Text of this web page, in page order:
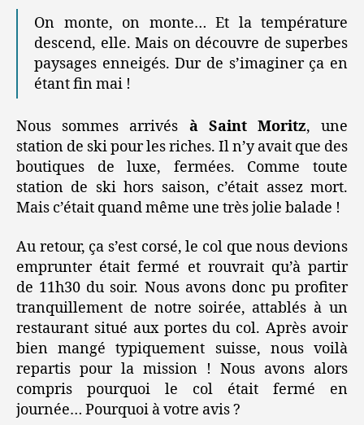
On monte, on monte… Et la température
descend, elle. Mais on découvre de superbes
paysages enneigés. Dur de s’imaginer ça en
étant fin mai !
Nous sommes arrivés à Saint Moritz, une
station de ski pour les riches. Il n’y avait que des
boutiques de luxe, fermées. Comme toute
station de ski hors saison, c’était assez mort.
Mais c’était quand même une très jolie balade !
Au retour, ça s’est corsé, le col que nous devions
emprunter était fermé et rouvrait qu’à partir
de 11h30 du soir. Nous avons donc pu profiter
tranquillement de notre soirée, attablés à un
restaurant situé aux portes du col. Après avoir
bien mangé typiquement suisse, nous voilà
repartis pour la mission ! Nous avons alors
compris pourquoi le col était fermé en
journée… Pourquoi à votre avis ?